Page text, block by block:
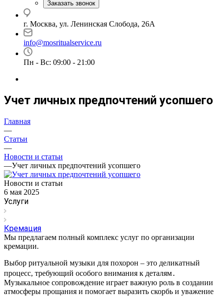
Заказать звонок
г. Москва, ул. Ленинская Слобода, 26А
info@mosritualservice.ru
Пн - Вс: 09:00 - 21:00
Учет личных предпочтений усопшего
Главная
—
Статьи
—
Новости и статьи
—Учет личных предпочтений усопшего
Новости и статьи
6 мая 2025
Услуги
Кремация
Мы предлагаем полный комплекс услуг по организации
кремации.
Выбор ритуальной музыки для похорон – это деликатный
процесс, требующий особого внимания к деталям․
Музыкальное сопровождение играет важную роль в создании
атмосферы прощания и помогает выразить скорбь и уважение